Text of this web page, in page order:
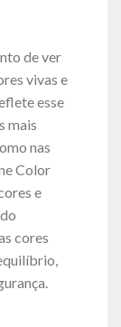
de ver
vivas e
esse
mais
nas
Color
e
cores